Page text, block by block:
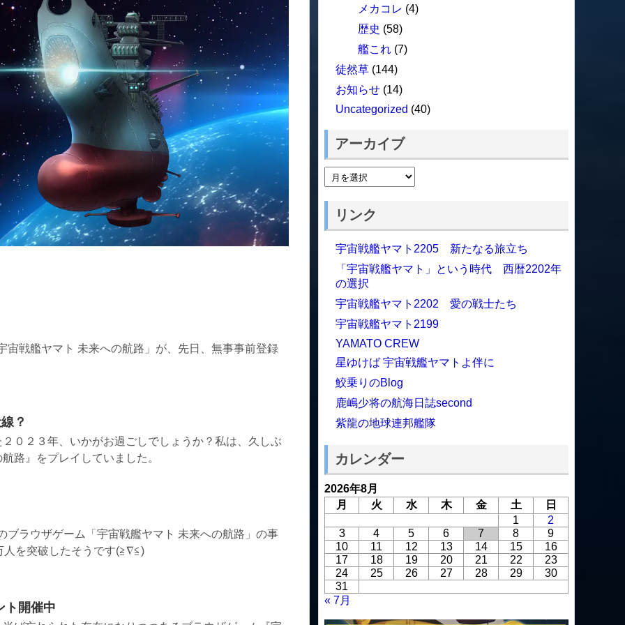
宙戦艦ヤマト 未来への航路」が、先日、無事事前登録
？
０２３年、いかがお過ごしでしょうか？私は、久しぶ
路』をプレイしていました。
ブラウザゲーム「宇宙戦艦ヤマト 未来への航路」の事
人を突破したそうです(≧∇≦)
ト開催中
メカコレ (4)
歴史 (58)
艦これ (7)
徒然草 (144)
お知らせ (14)
Uncategorized (40)
アーカイブ
リンク
宇宙戦艦ヤマト2205 新たなる旅立ち
「宇宙戦艦ヤマト」という時代 西暦2202年
の選択
宇宙戦艦ヤマト2202 愛の戦士たち
宇宙戦艦ヤマト2199
YAMATO CREW
星ゆけば 宇宙戦艦ヤマトよ伴に
鮫乗りのBlog
鹿嶋少将の航海日誌second
紫龍の地球連邦艦隊
カレンダー
2026年8月
月
火 水 木 金 土
日
1
2
3
4 5 6 7 8
9
10
11 12 13 14 15
16
17
18 19 20 21 22
23
24
25 26 27 28 29
30
31
« 7月